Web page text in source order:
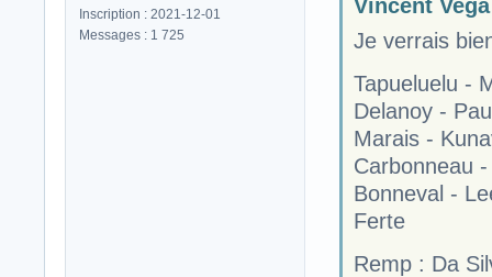
Inscription : 2021-12-01
Messages : 1 725
Vincent
Je verrais
Tapueluelu -
Delanoy -
Marais -
Carbonneau
Bonneval -
Ferte
Remp : Da